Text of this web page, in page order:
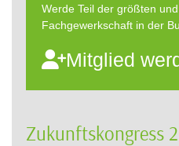
Werde Teil der größten
Fachgewerkschaft in der
Mitglied
Zukunftskongress